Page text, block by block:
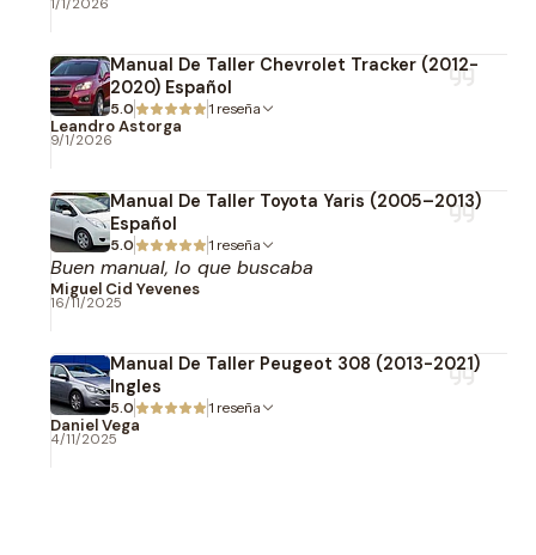
1/1/2026
Manual De Taller Chevrolet Tracker (2012-
2020) Español
5.0 1 reseña
Leandro Astorga
9/1/2026
Manual De Taller Toyota Yaris (2005–2013)
Español
5.0 1 reseña
Buen manual, lo que buscaba
Miguel Cid Yevenes
16/11/2025
Manual De Taller Peugeot 308 (2013-2021)
Ingles
5.0 1 reseña
Daniel Vega
4/11/2025